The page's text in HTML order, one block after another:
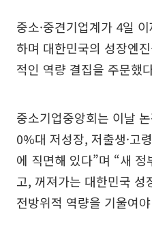
중소·중견기업계가 4일
하며 대한민국의 성장엔
적인 역량 결집을 주문했
중소기업중앙회는 이날
0%대 저성장, 저출생·고
에 직면해 있다”며 “새
고, 꺼져가는 대한민국 성
전방위적 역량을 기울여